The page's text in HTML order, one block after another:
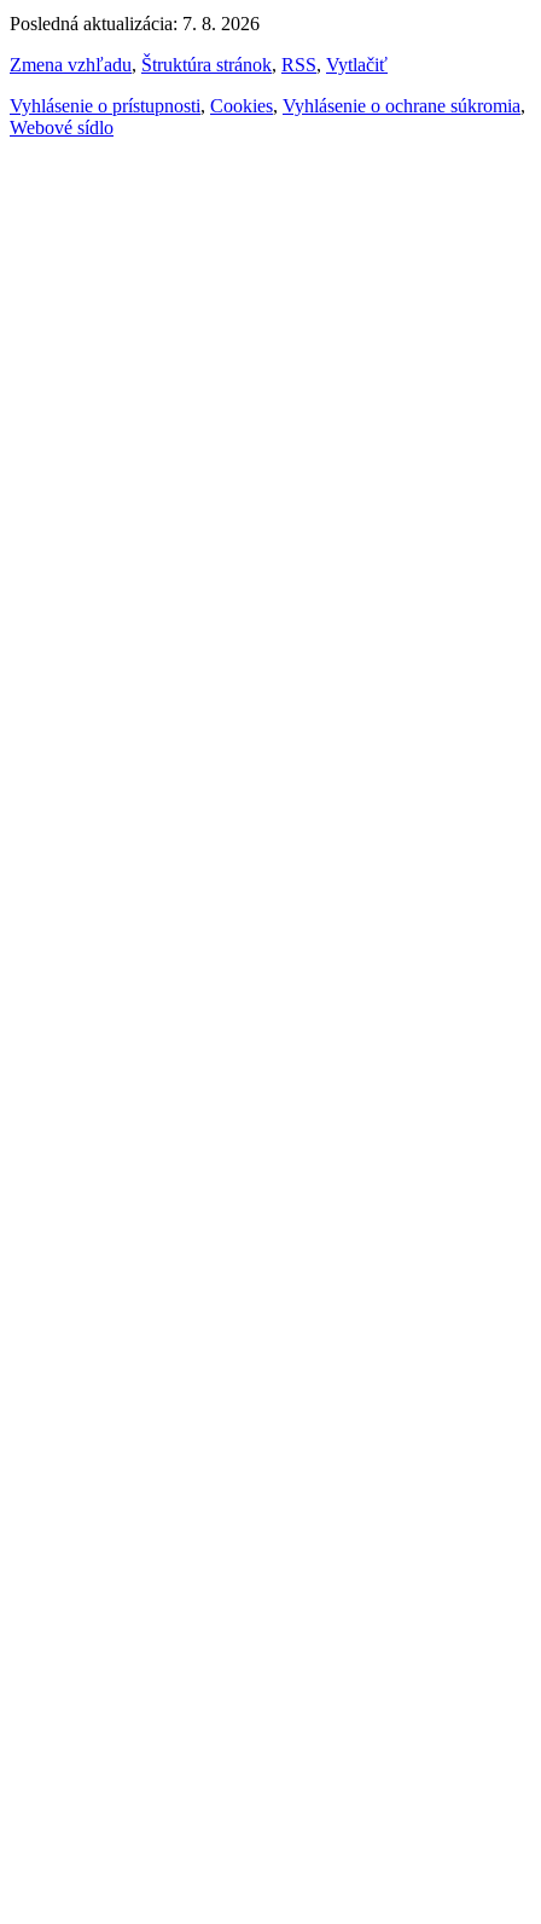
Posledná aktualizácia: 7. 8. 2026
Zmena vzhľadu, Štruktúra stránok, RSS, Vytlačiť
Vyhlásenie o prístupnosti, Cookies, Vyhlásenie o ochrane súkromia,
Webové sídlo